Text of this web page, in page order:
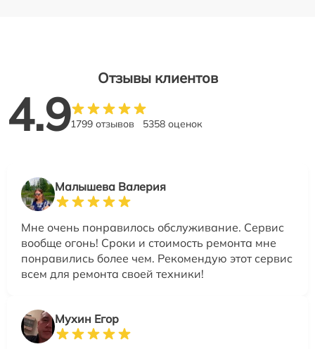
Отзывы клиентов
4.91799 отзывов 5358 оценок
Малышева Валерия
Мне очень понравилось обслуживание. Сервис
вообще огонь! Сроки и стоимость ремонта мне
понравились более чем. Рекомендую этот сервис
всем для ремонта своей техники!
Мухин Егор